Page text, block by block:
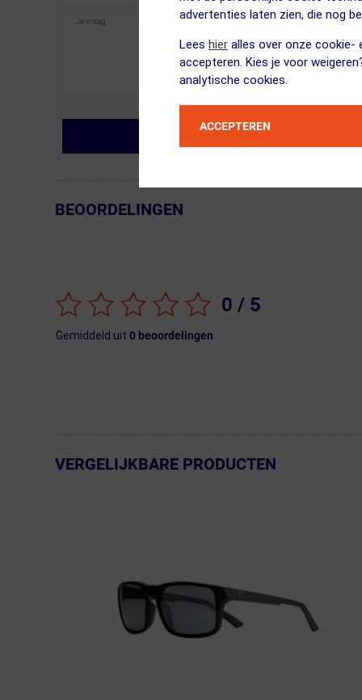
advertenties laten zien, die nog
Lees hier alles over onze cookie-
accepteren. Kies je voor
analytische cookies.
ACCEPTEREN
← Terug naar productnavigatie
BEOORDELINGEN
0 / 5
Gemiddeld uit 0beoordelingen
← Terug naar productnavigatie
VERGELIJKBARE PRODUCTEN